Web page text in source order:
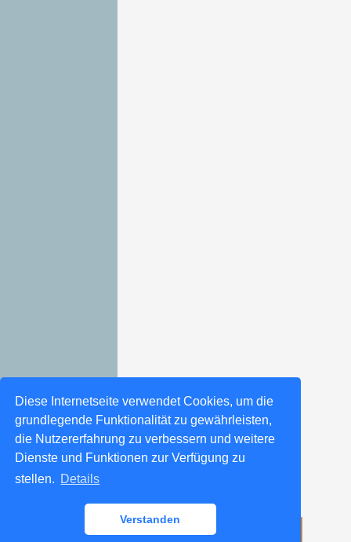
Diese Internetseite verwendet Cookies, um die
grundlegende Funktionalität zu gewährleisten,
die Nutzererfahrung zu verbessern und weitere
Dienste und Funktionen zur Verfügung zu
stellen. Details
Verstanden